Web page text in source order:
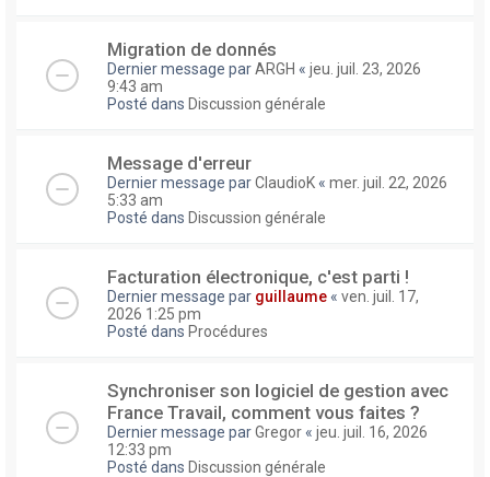
Migration de donnés
Dernier message parARGH « jeu. juil. 23, 2026
9:43 am
Posté dans Discussion générale
Message d'erreur
Dernier message parClaudioK « mer. juil. 22, 2026
5:33 am
Posté dans Discussion générale
Facturation électronique, c'est parti !
Dernier message par guillaume « ven. juil. 17,
2026 1:25 pm
Posté dans Procédures
Synchroniser son logiciel de gestion avec
France Travail, comment vous faites ?
Dernier message parGregor « jeu. juil. 16, 2026
12:33 pm
Posté dans Discussion générale